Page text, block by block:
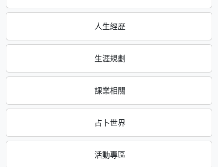
人生經歷
生涯規劃
課業相關
占卜世界
活動專區